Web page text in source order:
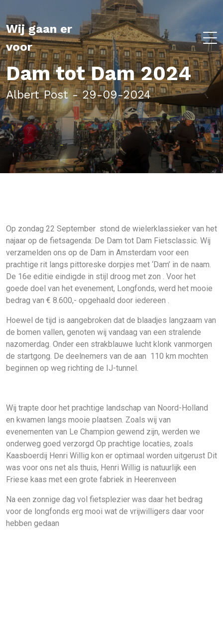
Wij gaan er
voor
Dam tot Dam 2024
Albert Post - 29-09-2024
Op zondag 22 September stond de wielerklassieker van het
najaar op de fietsagenda: De Dam tot Dam Fietsclassic. Wij
verzamelden ons op de Dam in Amsterdam voor een
prachtige rit langs pittoreske dorpjes met ‘Dam’ in de naam.
De 16e editie eindigde in stijl droog met zon . Voor het
goede doel van het evenement, Longfonds, werd het mooie
bedrag van € 8.600,- opgehaald door iedereen .
Hoewel de tijd is aangebroken dat de blaadjes langzaam van
de bomen vallen, genoten wij vandaag van een stralende
nazomerdag. Onder een strakblauwe lucht klonk vanmorgen
de startgong. De deelnemers van de aan 110 km mochten
beginnen op weg richting de IJ-tunnel.
Wij trapte door het prachtige landschap van Noord-Holland
en kwamen langs mooie plaatsen. Zoals wij van
evenementen van Le Champion gewend zijn, werden we
onderweg goed verzorgd Op prachtige locaties, zoals
Kaasboerdij Henri Willig kon er optimaal worden uitgerust Dit
was voor ons net als thuis, Henri Willig is natuurlijk een
Friese kaas met een grote fabriek in Heerenveen
Na een zonnige dag vol fietsplezier was daar het bedrag
voor de longfonds erg mooi wat de vrijwilligers daar voor
hebben gedaan